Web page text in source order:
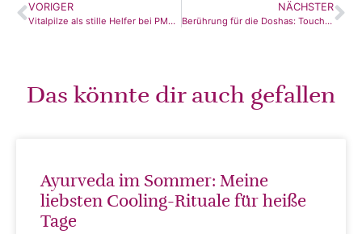
VORIGER
Vitalpilze als stille Helfer bei PMS, Kinderwunsch & Wechseljahren
NÄCHSTER
Berührung für die Doshas: Touch als Tor zur Balance
Das könnte dir auch gefallen
Ayurveda im Sommer: Meine
liebsten Cooling-Rituale für heiße
Tage